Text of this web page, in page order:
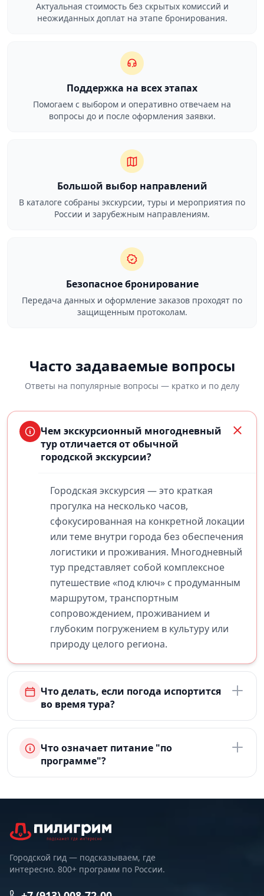
Актуальная стоимость без скрытых комиссий и
неожиданных доплат на этапе бронирования.
Поддержка на всех этапах
Помогаем с выбором и оперативно отвечаем на
вопросы до и после оформления заявки.
Большой выбор направлений
В каталоге собраны экскурсии, туры и мероприятия по
России и зарубежным направлениям.
Безопасное бронирование
Передача данных и оформление заказов проходят по
защищенным протоколам.
Часто задаваемые вопросы
Ответы на популярные вопросы — кратко и по делу
Чем экскурсионный многодневный
тур отличается от обычной
городской экскурсии?
Городская экскурсия — это краткая
прогулка на несколько часов,
сфокусированная на конкретной локации
или теме внутри города без обеспечения
логистики и проживания. Многодневный
тур представляет собой комплексное
путешествие «под ключ» с продуманным
маршрутом, транспортным
сопровождением, проживанием и
глубоким погружением в культуру или
природу целого региона.
Что делать, если погода испортится
во время тура?
Что означает питание "по
программе"?
Городской гид — подсказываем, где
интересно. 800+ программ по России.